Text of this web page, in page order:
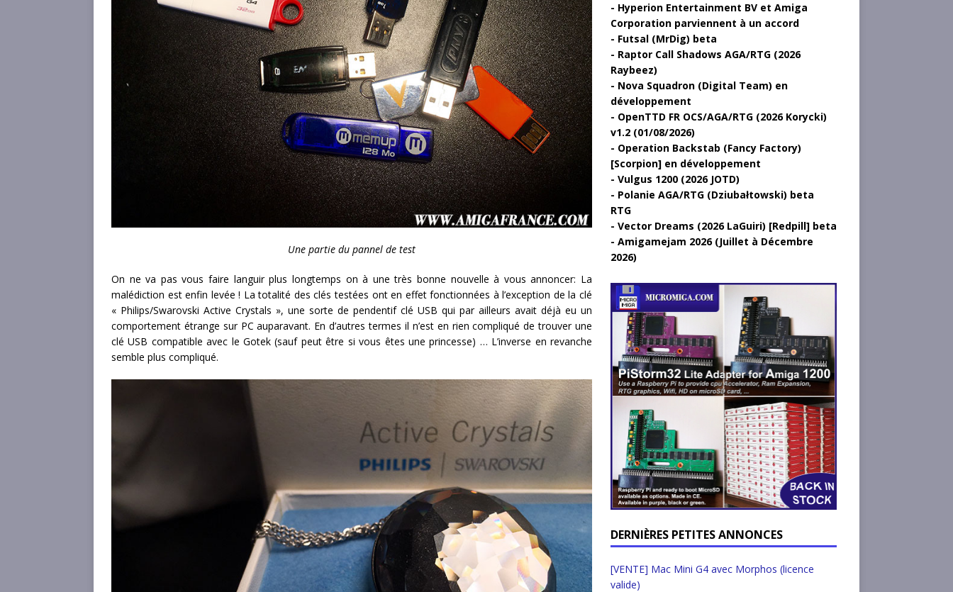
Une partie du pannel de test
On ne va pas vous faire languir plus longtemps on à une très bonne nouvelle à vous annoncer: La
malédiction est enfin levée ! La totalité des clés testées ont en effet fonctionnées à l’exception de la clé
« Philips/Swarovski Active Crystals », une sorte de pendentif clé USB qui par ailleurs avait déjà eu un
comportement étrange sur PC auparavant. En d’autres termes il n’est en rien compliqué de trouver une
clé USB compatible avec le Gotek (sauf peut être si vous êtes une princesse) … L’inverse en revanche
semble plus compliqué.
Hyperion Entertainment BV et Amiga
Corporation parviennent à un accord
Futsal (MrDig) beta
Raptor Call Shadows AGA/RTG (2026
Raybeez)
Nova Squadron (Digital Team) en
développement
OpenTTD FR OCS/AGA/RTG (2026 Korycki)
v1.2 (01/08/2026)
Operation Backstab (Fancy Factory)
[Scorpion] en développement
Vulgus 1200 (2026 JOTD)
Polanie AGA/RTG (Dziubałtowski) beta
RTG
Vector Dreams (2026 LaGuiri) [Redpill] beta
Amigamejam 2026 (Juillet à Décembre
2026)
DERNIÈRES PETITES ANNONCES
[VENTE] Mac Mini G4 avec Morphos (licence
valide)